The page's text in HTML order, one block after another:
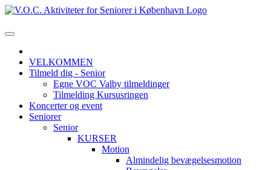
VELKOMMEN
Tilmeld dig - Senior
Egne VOC Valby tilmeldinger
Tilmelding Kursusringen
Koncerter og event
Seniorer
Senior
KURSER
Motion
Almindelig bevægelsesmotion